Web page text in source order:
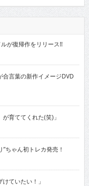
が復帰作をリリース!!
言葉の新作イメージDVD
育ててくれた(笑)」
ちゃん初トレカ発売！
ていたい！」